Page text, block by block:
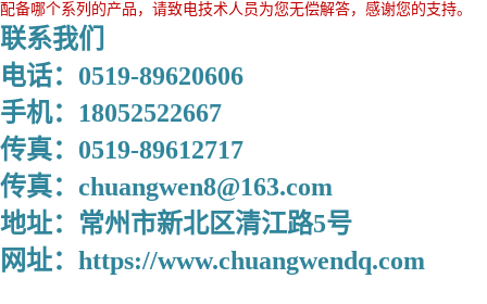
配备哪个系列的产品，请致电技术人员为您无偿解答，感谢您的支持。
联系我们
电话：0519-89620606
手机：18052522667
传真：0519-89612717
传真：chuangwen8@163.com
地址：常州市新北区清江路5号
网址：https://www.chuangwendq.com